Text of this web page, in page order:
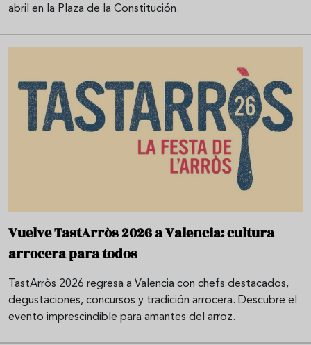
abril en la Plaza de la Constitución.
Vuelve TastArròs 2026 a Valencia: cultura
arrocera para todos
TastArròs 2026 regresa a Valencia con chefs destacados,
degustaciones, concursos y tradición arrocera. Descubre el
evento imprescindible para amantes del arroz.